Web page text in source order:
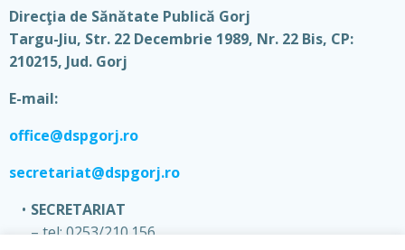
Direcţia de Sănătate Publică Gorj
Targu-Jiu, Str. 22 Decembrie 1989, Nr. 22 Bis, CP:
210215, Jud. Gorj
E-mail:
office@dspgorj.ro
secretariat@dspgorj.ro
SECRETARIAT
– tel: 0253/210.156